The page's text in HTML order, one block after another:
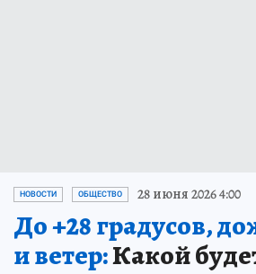
НОВОСТИ ОБЩЕСТВО 28 июня 2026 4:00
До +28 градусов,
и ветер:Какой